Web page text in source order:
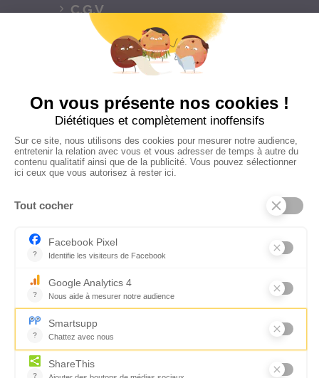
C.G.V
Suivez-nous
CONTACTEZ-NOUS
Florence Servan-Schreiber © 2026